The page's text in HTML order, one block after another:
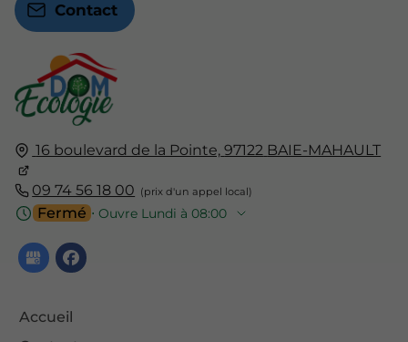
16 boulevard de la Pointe, 97122 BAIE-MAHAULT
09 74 56 18 00
Fermé ⋅ Ouvre Lundi à 08:00
Accueil
Contact